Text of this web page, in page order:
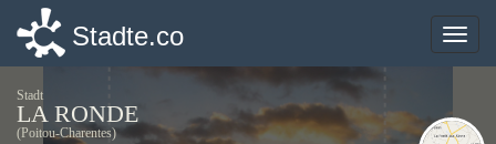
Toggle
Stadte.co
Stadt
LA RONDE
(Poitou-Charentes)
Toggle
Stadte.co